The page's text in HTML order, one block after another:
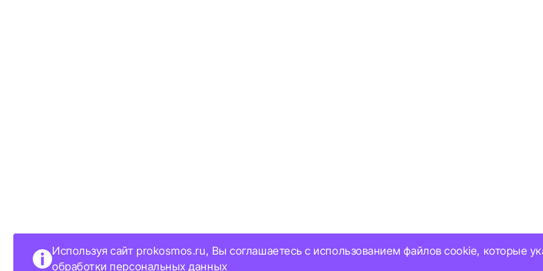
Используя сайт prokosmos.ru, Вы соглашаетесь с использованием файлов cookie, которые
обработки персональных данных